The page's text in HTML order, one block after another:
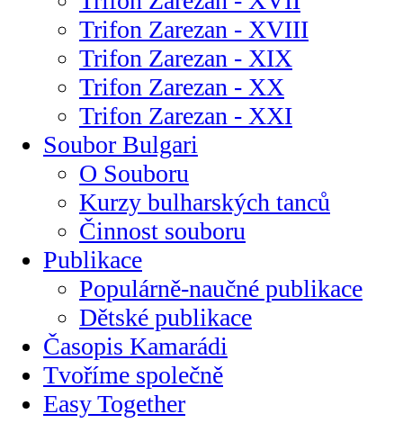
Trifon Zarezan - XVIII
Trifon Zarezan - XIX
Trifon Zarezan - XX
Trifon Zarezan - XXI
Soubor Bulgari
O Souboru
Kurzy bulharských tanců
Činnost souboru
Publikace
Populárně-naučné publikace
Dětské publikace
Časopis Kamarádi
Tvoříme společně
Easy Together